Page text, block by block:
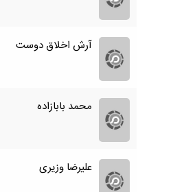
آرش اخلاق دوست
محمد بابازاده
علیرضا وزیری